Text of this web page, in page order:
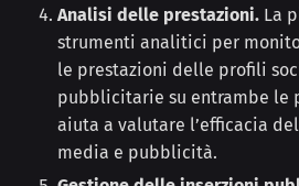
Analisi delle prestazioni. La
strumenti analitici per
le prestazioni delle profili
pubblicitarie su entrambe le
aiuta a valutare l’efficacia
media e pubblicità.